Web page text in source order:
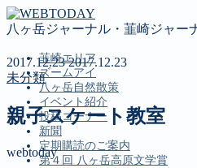
八ヶ岳ジャーナル・韮崎ジャー
韮崎エリア
ズームアイ
八ヶ岳自然散策
イベント紹介
投稿コーナー
新聞
定期購読のご案内
第４回 八ヶ岳高原文学賞
2017.12.232017.12.23
未分類
親子スケート教室
webtoday